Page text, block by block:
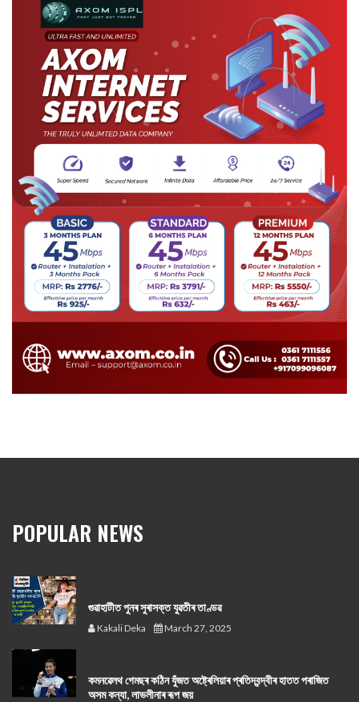
POPULAR NEWS
গুৱাহাটীত পুনৰ সুৰাসক্ত যুৱতীৰ তাণ্ডৱ
Kakali Deka March 27, 2025
কমনৱেলথ গেমছৰ কঠিন যুঁজত অষ্ট্ৰেলিয়াৰ প্ৰতিদ্বন্দ্বীৰ হাতত পৰাজিত
অসম কন্যা, লাভলীনাৰ ৰূপ জয়